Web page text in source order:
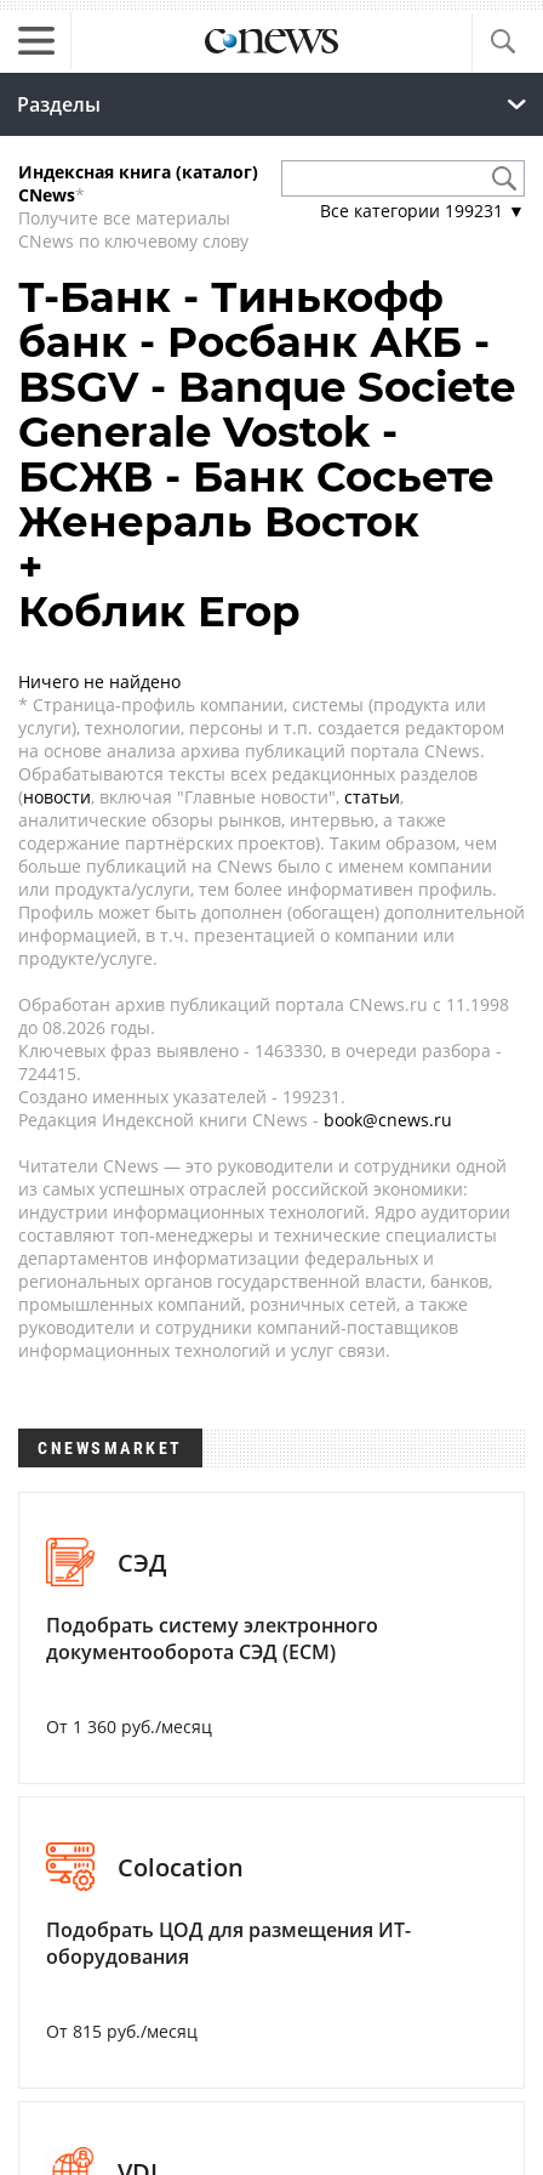
Разделы
Индексная книга (каталог)
CNews*
Получите все материалы
CNews по ключевому слову
Все категории 199231 ▼
Т-Банк - Тинькофф
банк - Росбанк АКБ -
BSGV - Banque Societe
Generale Vostok -
БСЖВ - Банк Сосьете
Женераль Восток
+
Коблик Егор
Ничего не найдено
* Страница-профиль компании, системы (продукта или
услуги), технологии, персоны и т.п. создается редактором
на основе анализа архива публикаций портала CNews.
Обрабатываются тексты всех редакционных разделов
(новости, включая "Главные новости", статьи,
аналитические обзоры рынков, интервью, а также
содержание партнёрских проектов). Таким образом, чем
больше публикаций на CNews было с именем компании
или продукта/услуги, тем более информативен профиль.
Профиль может быть дополнен (обогащен) дополнительной
информацией, в т.ч. презентацией о компании или
продукте/услуге.
Обработан архив публикаций портала CNews.ru c 11.1998
до 08.2026 годы.
Ключевых фраз выявлено - 1463330, в очереди разбора -
724415.
Создано именных указателей - 199231.
Редакция Индексной книги CNews - book@cnews.ru
Читатели CNews — это руководители и сотрудники одной
из самых успешных отраслей российской экономики:
индустрии информационных технологий. Ядро аудитории
составляют топ-менеджеры и технические специалисты
департаментов информатизации федеральных и
региональных органов государственной власти, банков,
промышленных компаний, розничных сетей, а также
руководители и сотрудники компаний-поставщиков
информационных технологий и услуг связи.
CNEWSMARKET
СЭД
Подобрать систему электронного
документооборота СЭД (ECM)
От 1 360 руб./месяц
Colocation
Подобрать ЦОД для размещения ИТ-
оборудования
От 815 руб./месяц